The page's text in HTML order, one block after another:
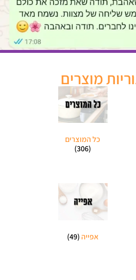
מוצרים
כל המוצרים
(306)
אפייה(49)